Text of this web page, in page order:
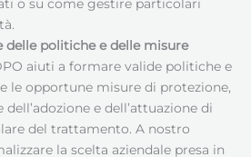
o su come gestire particolari
delle politiche e delle misure
aiuti a formare valide politiche e
le opportune misure di protezione,
e dell’attuazione di
del trattamento. A nostro
la scelta aziendale presa in